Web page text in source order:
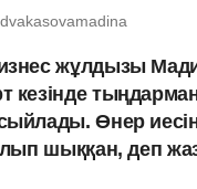
жұлдызы
кезінде
Өнер
шыққан, деп